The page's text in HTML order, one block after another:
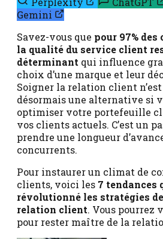
Gemini
Savez-vous que pour 97%
la qualité du service client
déterminant qui influence
choix d’une marque et leur
Soigner la relation client
désormais une alternative si
optimiser votre portefeuille
vos clients actuels. C’est un
prendre une longueur
concurrents.
Pour instaurer un climat de
clients, voici les 7 tendances
révolutionné les stratégies
relation client. Vous pourrez
pour rester maître de la